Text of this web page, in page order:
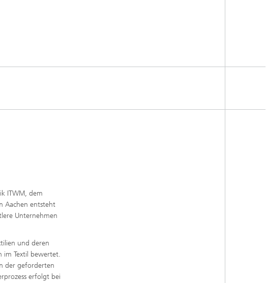
ITWM, dem
Aachen entsteht
Unternehmen
und deren
im Textil bewertet.
der geforderten
erfolgt bei